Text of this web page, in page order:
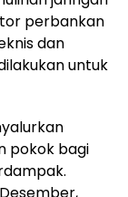
perbankan
dan
untuk
pokok bagi